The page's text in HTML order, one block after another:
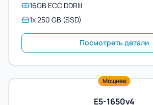
16GB ECC DDRIII
1x 250 GB (SSD)
Посмотреть детали
Мощнее
E5-1650v4